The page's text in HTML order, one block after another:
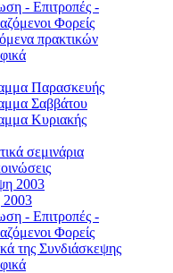
- Επιτροπές -
Φορείς
πρακτικών
Παρασκευής
Σαββάτου
Κυριακής
σεμινάρια
2003
2003
- Επιτροπές -
Φορείς
της Συνδιάσκεψης